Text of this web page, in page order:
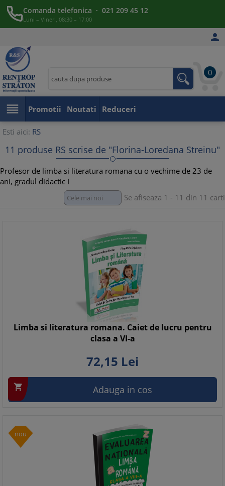
Comanda telefonica · 021 209 45 12
Luni – Vineri, 08:30 – 17:00

0
 Promotii Noutati Reduceri
Esti aici: RS
11 produse RS scrise de "Florina-Loredana Streinu"
Profesor de limba si literatura romana cu o vechime de 23 de
ani, gradul didactic I
Se afiseaza 1 - 11 din 11 carti
Limba si literatura romana. Caiet de lucru pentru
clasa a VI-a
72,15 Lei
 Adauga in cos
nou